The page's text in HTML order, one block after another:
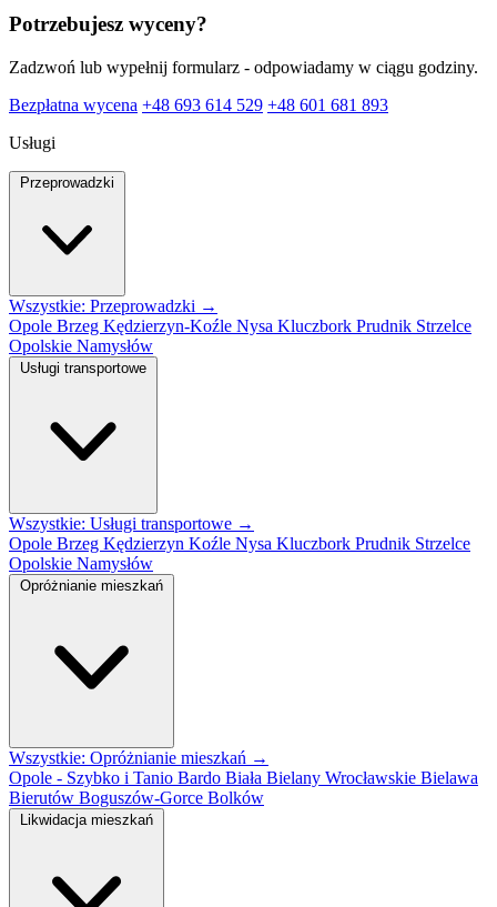
Potrzebujesz wyceny?
Zadzwoń lub wypełnij formularz - odpowiadamy w ciągu godziny.
Bezpłatna wycena +48 693 614 529 +48 601 681 893
Usługi
Przeprowadzki
Wszystkie: Przeprowadzki →
Opole Brzeg Kędzierzyn-Koźle Nysa Kluczbork Prudnik Strzelce
Opolskie Namysłów
Usługi transportowe
Wszystkie: Usługi transportowe →
Opole Brzeg Kędzierzyn Koźle Nysa Kluczbork Prudnik Strzelce
Opolskie Namysłów
Opróżnianie mieszkań
Wszystkie: Opróżnianie mieszkań →
Opole - Szybko i Tanio Bardo Biała Bielany Wrocławskie Bielawa
Bierutów Boguszów-Gorce Bolków
Likwidacja mieszkań